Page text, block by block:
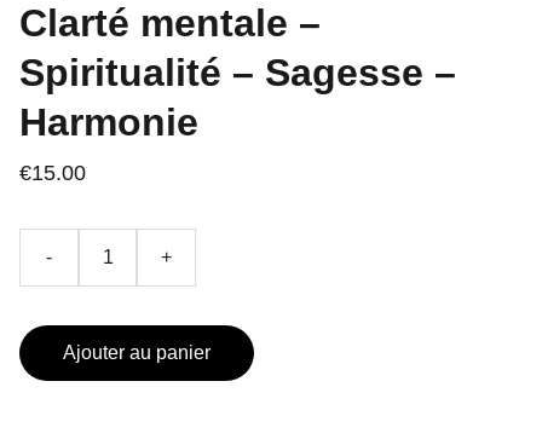
Clarté mentale –
Spiritualité – Sagesse –
Harmonie
€15.00
- +
Ajouter au panier